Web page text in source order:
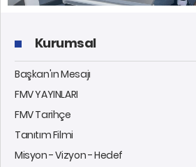
Kurumsal
Başkan'ın Mesajı
FMV YAYINLARI
FMV Tarihçe
Tanıtım Filmi
Misyon - Vizyon - Hedef